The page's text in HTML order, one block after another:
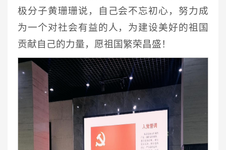
极分子黄珊珊说，自己会不忘初心，努力成
为一个对社会有益的人，为建设美好的祖国
贡献自己的力量，愿祖国繁荣昌盛！